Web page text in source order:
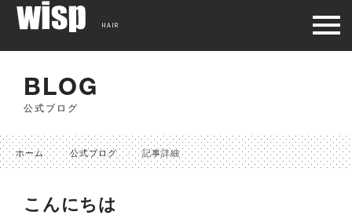
BLOG
公式ブログ
ホーム 公式ブログ 記事詳細
こんにちは
HAIR